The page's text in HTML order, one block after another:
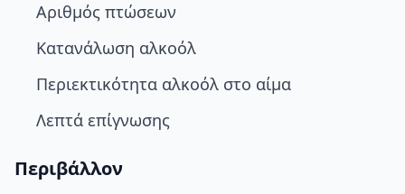
Αριθμός πτώσεων
Κατανάλωση αλκοόλ
Περιεκτικότητα αλκοόλ στο αίμα
Λεπτά επίγνωσης
Περιβάλλον